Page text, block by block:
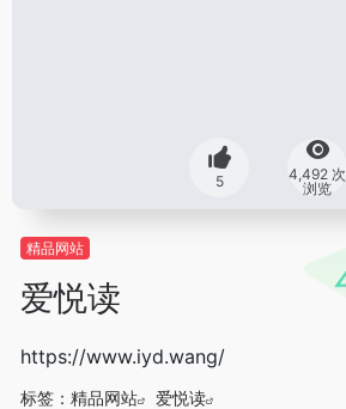
5
4,492 次
浏览
精品网站
爱悦读
https://www.iyd.wang/
标签： 精品网站 爱悦读